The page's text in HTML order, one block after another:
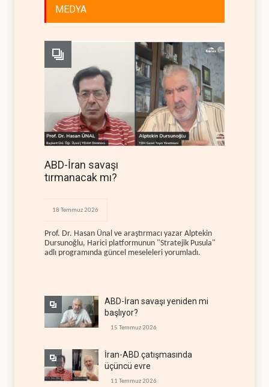
MEDYA
ABD-İran savaşı
tırmanacak mı?
18 Temmuz 2026
Prof. Dr. Hasan Ünal ve araştırmacı yazar Alptekin
Dursunoğlu, Harici platformunun "Stratejik Pusula"
adlı programında güncel meseleleri yorumladı.
ABD-İran savaşı yeniden mi
başlıyor?
15 Temmuz 2026
İran-ABD çatışmasında
üçüncü evre
11 Temmuz 2026